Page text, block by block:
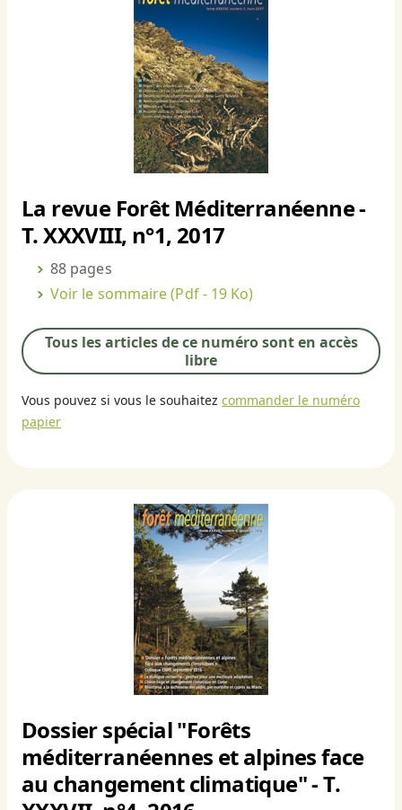
La revue Forêt Méditerranéenne -
T. XXXVIII, n°1, 2017
88 pages
Voir le sommaire(Pdf - 19 Ko)
Tous les articles de ce numéro sont en accès
libre
Vous pouvez si vous le souhaitez commander le numéro
papier
Dossier spécial "Forêts
méditerranéennes et alpines face
au changement climatique" - T.